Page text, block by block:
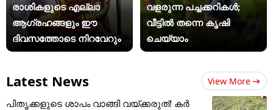
രാശികളുടെ എല്ലാ
ആഗ്രഹങ്ങളും ഈ
ദിവസത്തോടെ നിറവേറും
വളരുന്ന പച്ചക്കറികൾ;
വീട്ടിൽ തന്നെ കൃഷി
ചെയ്യാം
Latest News View More
പിതൃക്കളുടെ ശാപം വാങ്ങി വയ്ക്കരുത്! കർ